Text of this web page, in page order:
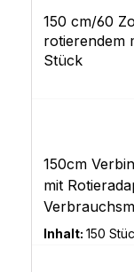
150 cm/60
rotierendem
Stück
150cm
mit
Inhalt: 150